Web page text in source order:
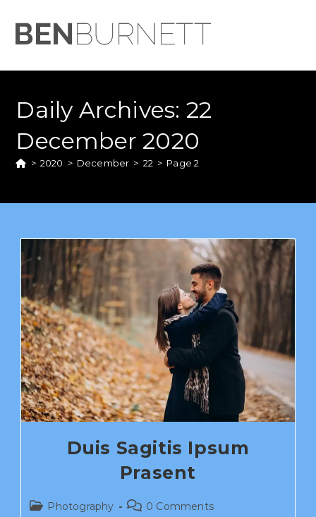
Daily Archives: 22
December 2020
> 2020 > December > 22 > Page 2
Duis Sagitis Ipsum
Prasent
Photography 0 Comments